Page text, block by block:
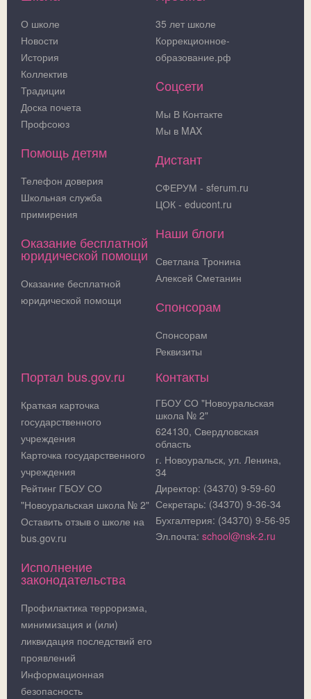
О школе
Новости
История
Коллектив
Традиции
Доска почета
Профсоюз
Помощь детям
Телефон доверия
Школьная служба
примирения
Оказание бесплатной
юридической помощи
Оказание бесплатной
юридической помощи
35 лет школе
Коррекционное-
образование.рф
Cоцсети
Мы В Контакте
Мы в MAX
Дистант
СФЕРУМ - sferum.ru
ЦОК - educont.ru
Наши блоги
Светлана Тронина
Алексей Сметанин
Спонсорам
Спонсорам
Реквизиты
Портал bus.gov.ru
Краткая карточка
государственного
учреждения
Карточка государственного
учреждения
Рейтинг ГБОУ СО
"Новоуральская школа № 2"
Оставить отзыв о школе на
bus.gov.ru
Исполнение
законодательства
Профилактика терроризма,
минимизация и (или)
ликвидация последствий его
проявлений
Информационная
безопасность
Контакты
ГБОУ СО "Новоуральская
школа № 2"
624130, Свердловская
область
г. Новоуральск, ул. Ленина,
34
Директор: (34370) 9-59-60
Секретарь: (34370) 9-36-34
Бухгалтерия: (34370) 9-56-95
Эл.почта: school@nsk-2.ru